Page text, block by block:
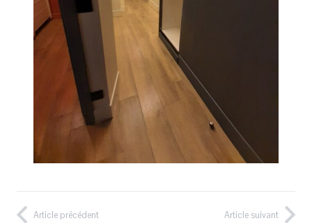
Article précédent Article suivant